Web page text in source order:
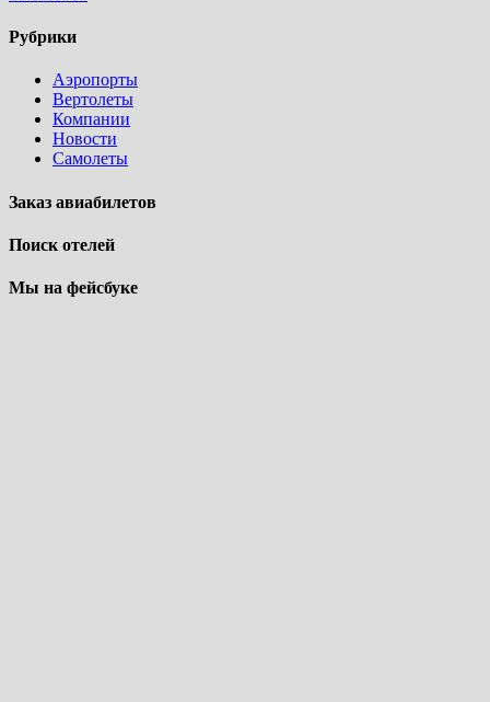
Рубрики
Аэропорты
Вертолеты
Компании
Новости
Самолеты
Заказ авиабилетов
Поиск отелей
Мы на фейсбуке